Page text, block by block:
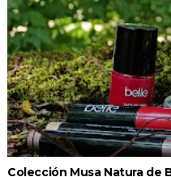
Colección Musa Natura de